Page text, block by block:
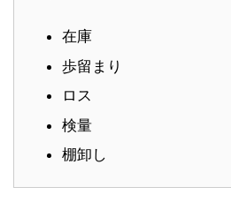
在庫
歩留まり
ロス
検量
棚卸し